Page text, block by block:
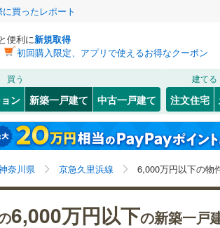
買ったレポート
便利に新規取得
初回購入限定、アプリで使えるお得なクーポン
買う
ン 新築一戸建て 中古一戸建て
建てる
注文住宅
奈川県 京急久里浜線 6,000万円以下の物
6,000万円以下の新築一戸
岩手 宮城 秋田
神奈川 埼玉 千葉
富山
) 幸区(37)
) 多摩区(58)
)
) 神奈川区(62)
イン（宇都宮～逗子）
湘南新宿ライ
(1,203)
) 鶴見線(96)
JR東日本）(6) 京浜東北線(448
37 ) 東海道新幹線(
) (25) YRP野比
(20)
(16) ( 18)
0） オール電化（1
以上（62） ビルトインガ
付インターホン
防犯カメラ（0
検索条件を保存しまし
この検索条件の新着物件通知は、 マイページ
神奈川県、京急久里浜線、6,000万
地を含む、間取り未定を含む